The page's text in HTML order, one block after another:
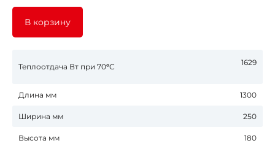
В корзину
Теплоотдача Вт при 70°С 1629
Длина мм 1300
Ширина мм 250
Высота мм 180